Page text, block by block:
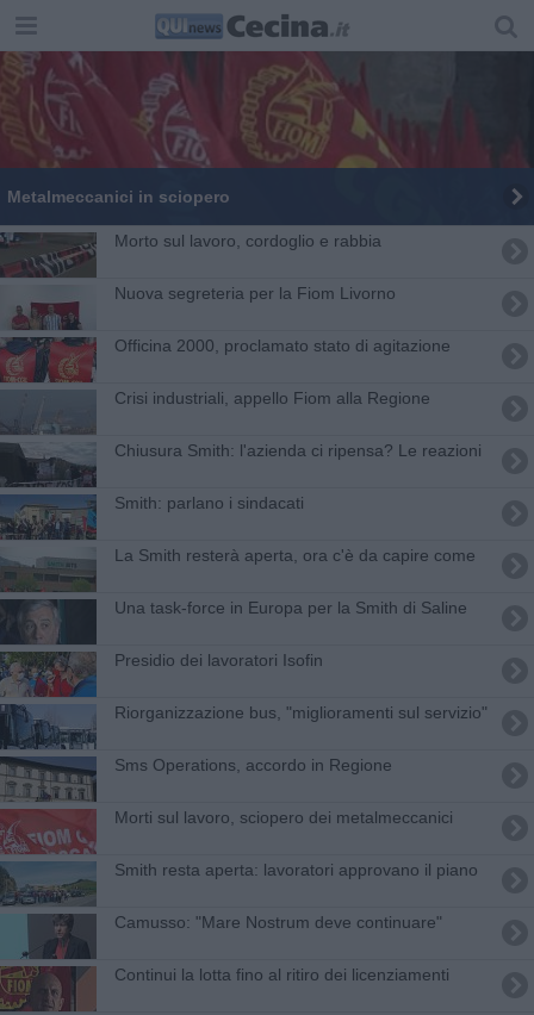
Metalmeccanici in sciopero
Morto sul lavoro, cordoglio e rabbia
Nuova segreteria per la Fiom Livorno
Officina 2000, proclamato stato di agitazione
Crisi industriali, appello Fiom alla Regione
Chiusura Smith: l'azienda ci ripensa? Le reazioni
Smith: parlano i sindacati
La Smith resterà aperta, ora c'è da capire come
Una task-force in Europa per la Smith di Saline
Presidio dei lavoratori Isofin
Riorganizzazione bus, "miglioramenti sul servizio"
Sms Operations, accordo in Regione
Morti sul lavoro, sciopero dei metalmeccanici
Smith resta aperta: lavoratori approvano il piano
Camusso: "Mare Nostrum deve continuare"
Continui la lotta fino al ritiro dei licenziamenti